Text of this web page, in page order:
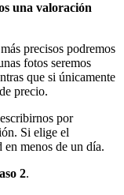
una valoración
precisos podremos
fotos seremos
que si únicamente
precio.
por
Si elige el
menos de un día.
2.